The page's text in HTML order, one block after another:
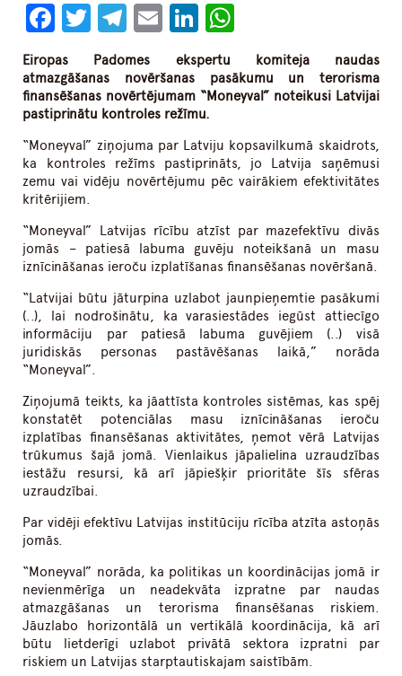
Facebook
Twitter
Telegram
EmailLinkedIn
Eiropas Padomes ekspertu komiteja naudas
atmazgāšanas novēršanas pasākumu un terorisma
finansēšanas novērtējumam “Moneyval” noteikusi Latvijai
pastiprinātu kontroles režīmu.
“Moneyval” ziņojuma par Latviju kopsavilkumā skaidrots,
ka kontroles režīms pastiprināts, jo Latvija saņēmusi
zemu vai vidēju novērtējumu pēc vairākiem efektivitātes
kritērijiem.
“Moneyval” Latvijas rīcību atzīst par mazefektīvu divās
jomās – patiesā labuma guvēju noteikšanā un masu
iznīcināšanas ieroču izplatīšanas finansēšanas novēršanā.
“Latvijai būtu jāturpina uzlabot jaunpieņemtie pasākumi
(..), lai nodrošinātu, ka varasiestādes iegūst attiecīgo
informāciju par patiesā labuma guvējiem (..) visā
juridiskās personas pastāvēšanas laikā,” norāda
“Moneyval”.
Ziņojumā teikts, ka jāattīsta kontroles sistēmas, kas spēj
konstatēt potenciālas masu iznīcināšanas ieroču
izplatības finansēšanas aktivitātes, ņemot vērā Latvijas
trūkumus šajā jomā. Vienlaikus jāpalielina uzraudzības
iestāžu resursi, kā arī jāpiešķir prioritāte šīs sfēras
uzraudzībai.
Par vidēji efektīvu Latvijas institūciju rīcība atzīta astoņās
jomās.
“Moneyval” norāda, ka politikas un koordinācijas jomā ir
nevienmērīga un neadekvāta izpratne par naudas
atmazgāšanas un terorisma finansēšanas riskiem.
Jāuzlabo horizontālā un vertikālā koordinācija, kā arī
būtu lietderīgi uzlabot privātā sektora izpratni par
riskiem un Latvijas starptautiskajam saistībām.